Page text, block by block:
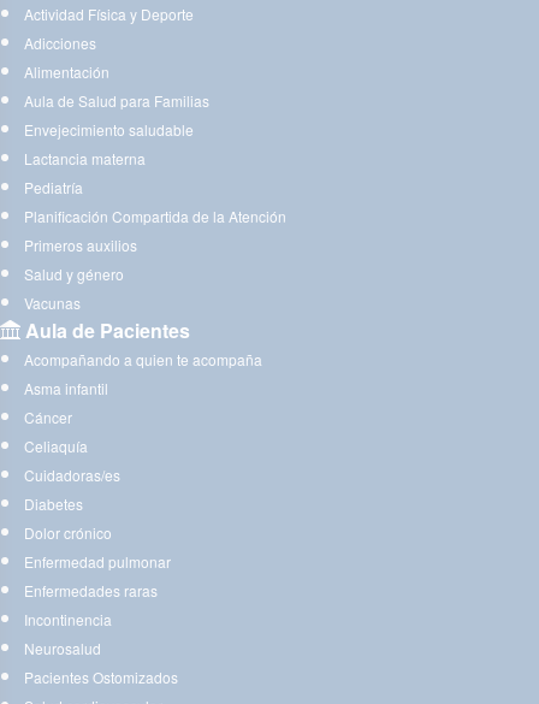
Actividad Física y Deporte
Adicciones
Alimentación
Aula de Salud para Familias
Envejecimiento saludable
Lactancia materna
Pediatría
Planificación Compartida de la Atención
Primeros auxilios
Salud y género
Vacunas
Aula de Pacientes
Acompañando a quien te acompaña
Asma infantil
Cáncer
Celiaquía
Cuidadoras/es
Diabetes
Dolor crónico
Enfermedad pulmonar
Enfermedades raras
Incontinencia
Neurosalud
Pacientes Ostomizados